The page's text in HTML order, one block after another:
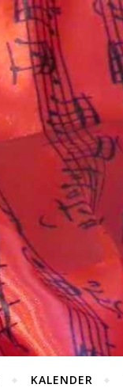
KALENDER